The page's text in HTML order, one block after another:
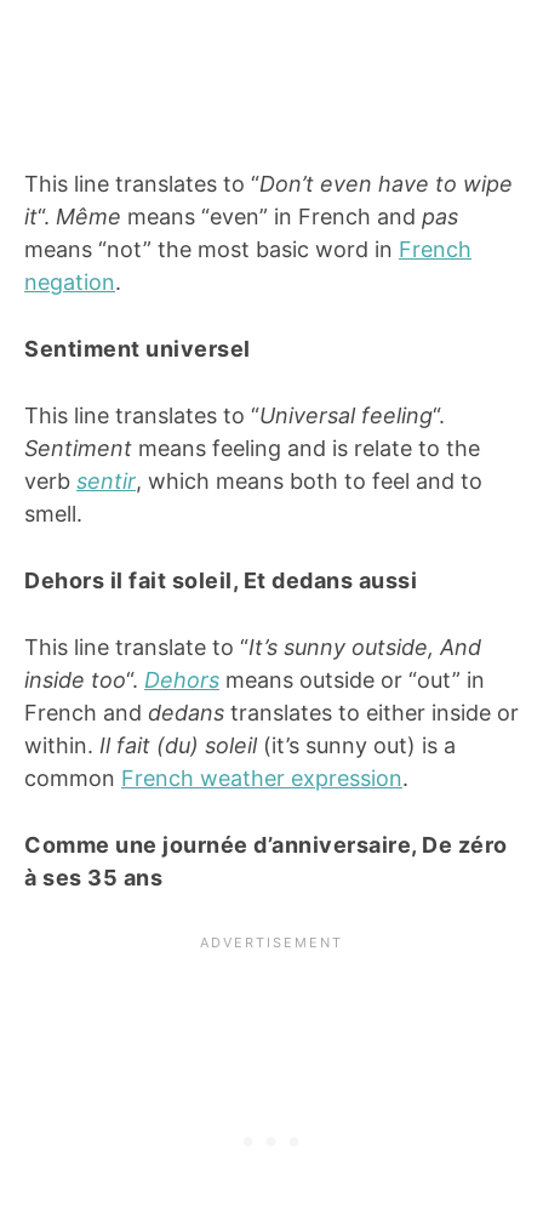
This line translates to “Don’t even have to wipe
it“. Même means “even” in French and pas
means “not” the most basic word in French
negation.
Sentiment universel
This line translates to “Universal feeling“.
Sentiment means feeling and is relate to the
verb sentir, which means both to feel and to
smell.
Dehors il fait soleil, Et dedans aussi
This line translate to “It’s sunny outside, And
inside too“. Dehors means outside or “out” in
French and dedans translates to either inside or
within. Il fait (du) soleil (it’s sunny out) is a
common French weather expression.
Comme une journéе d’anniversaire, De zéro
à ses 35 ans